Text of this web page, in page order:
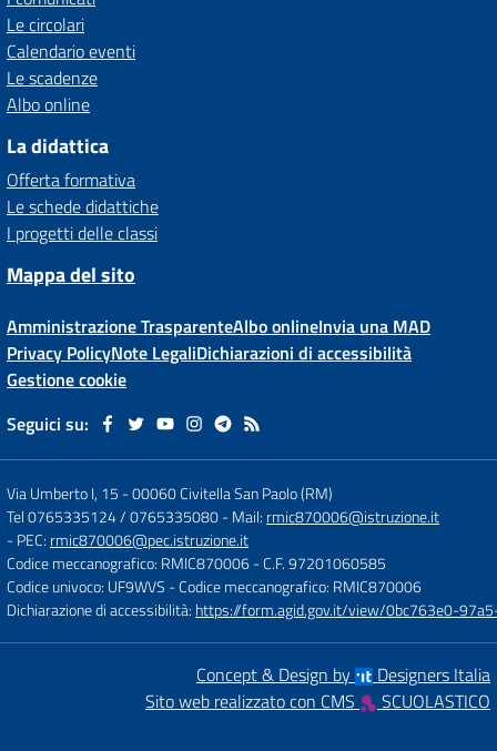
Le circolari
Calendario eventi
Le scadenze
Albo online
La didattica
Offerta formativa
Le schede didattiche
I progetti delle classi
Mappa del sito
Amministrazione TrasparenteAlbo onlineInvia una MAD
Privacy PolicyNote LegaliDichiarazioni di accessibilità
Gestione cookie
Seguici su:
Via Umberto I, 15 -00060 Civitella San Paolo (RM)
Tel 0765335124 / 0765335080- Mail: rmic870006@istruzione.it
- PEC: rmic870006@pec.istruzione.it
Codice meccanografico: RMIC870006- C.F. 97201060585
Codice univoco: UF9WVS - Codice meccanografico: RMIC870006
Dichiarazione di accessibilità: https://form.agid.gov.it/view/0bc763e0-
Concept & Design by
Designers Italia
Sito web realizzato con CMS
SCUOLASTICO